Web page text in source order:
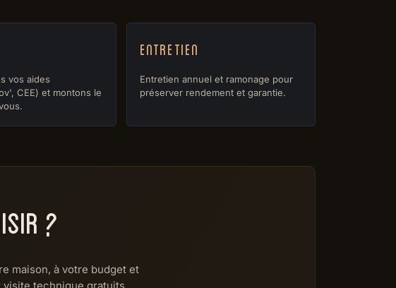
vos aides
CEE) et montons le
Entretien
Entretien annuel et ramonage pour
préserver rendement et garantie.
?
maison, à votre budget et